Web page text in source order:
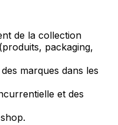
de la collection
packaging,
marques dans les
et des